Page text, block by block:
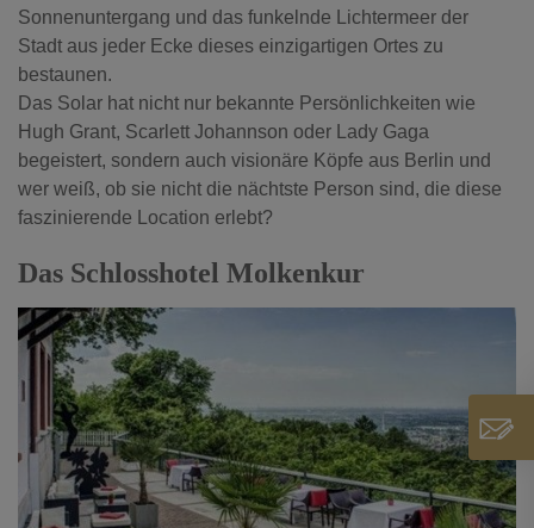
Sonnenuntergang und das funkelnde Lichtermeer der
Stadt aus jeder Ecke dieses einzigartigen Ortes zu
bestaunen.
Das Solar hat nicht nur bekannte Persönlichkeiten wie
Hugh Grant, Scarlett Johannson oder Lady Gaga
begeistert, sondern auch visionäre Köpfe aus Berlin und
wer weiß, ob sie nicht die nächtste Person sind, die diese
faszinierende Location erlebt?
Das Schlosshotel Molkenkur